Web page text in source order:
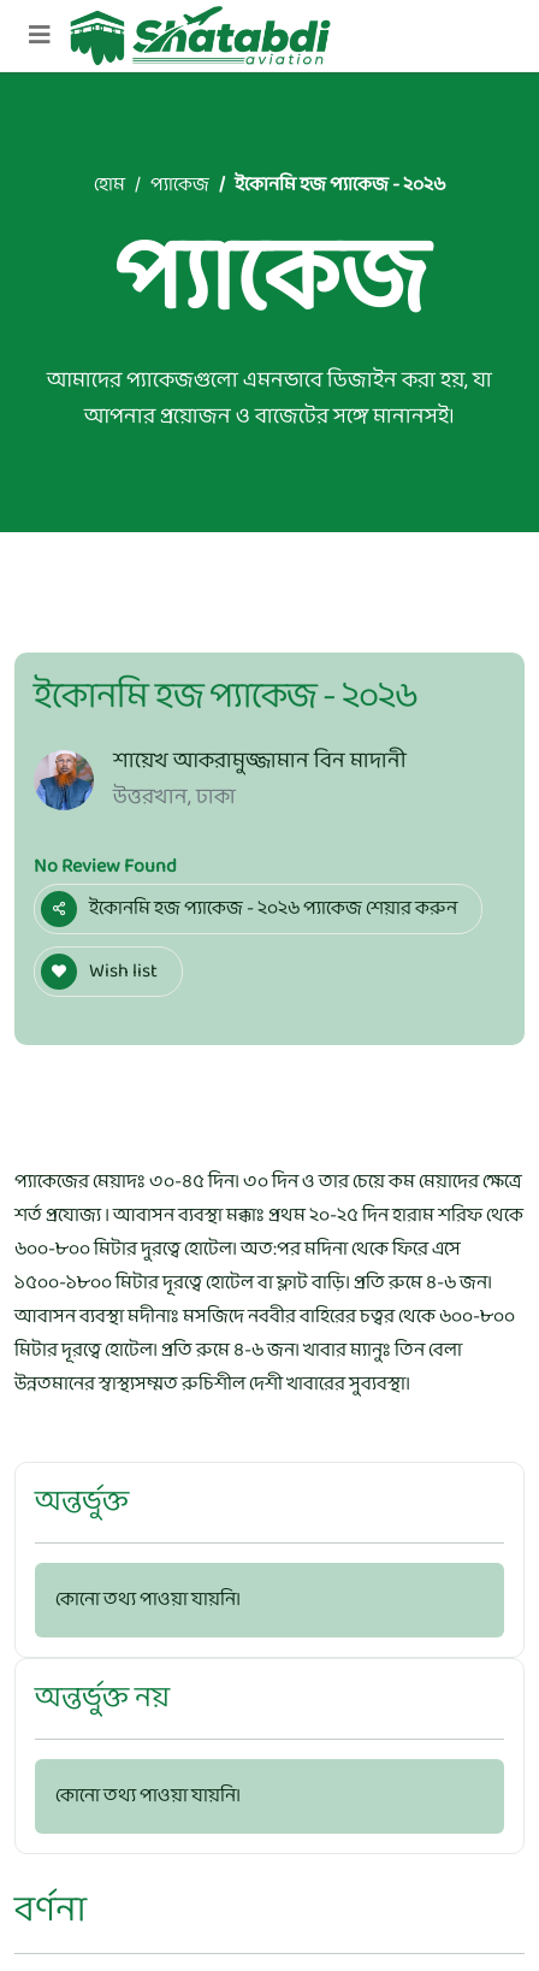
হোম প্যাকেজ ইকোনমি হজ প্যাকেজ - ২০২৬
প্যাকেজ
আমাদের প্যাকেজগুলো এমনভাবে ডিজাইন করা হয়, যা
আপনার প্রয়োজন ও বাজেটের সঙ্গে মানানসই।
ইকোনমি হজ প্যাকেজ - ২০২৬
শায়েখ আকরামুজ্জামান বিন মাদানী
উত্তরখান, ঢাকা
No Review Found
ইকোনমি হজ প্যাকেজ - ২০২৬ প্যাকেজ শেয়ার করুন
Wish list
প্যাকেজের মেয়াদঃ ৩০-৪৫ দিন। ৩০ দিন ও তার চেয়ে কম মেয়াদের ক্ষেত্রে
শর্ত প্রযোজ্য । আবাসন ব্যবস্থা মক্কাঃ প্রথম ২০-২৫ দিন হারাম শরিফ থেকে
৬০০-৮০০ মিটার দুরত্বে হোটেল। অত:পর মদিনা থেকে ফিরে এসে
১৫০০-১৮০০ মিটার দূরত্বে হোটেল বা ফ্লাট বাড়ি। প্রতি রুমে ৪-৬ জন।
আবাসন ব্যবস্থা মদীনাঃ মসজিদে নববীর বাহিরের চত্বর থেকে ৬০০-৮০০
মিটার দূরত্বে হোটেল। প্রতি রুমে ৪-৬ জন। খাবার ম্যানুঃ তিন বেলা
উন্নতমানের স্বাস্থ্যসম্মত রুচিশীল দেশী খাবারের সুব্যবস্থা।
অন্তর্ভুক্ত
কোনো তথ্য পাওয়া যায়নি।
অন্তর্ভুক্ত নয়
কোনো তথ্য পাওয়া যায়নি।
বর্ণনা